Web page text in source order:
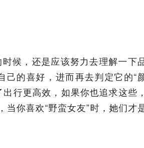
候，还是应该努力去理解一下
的喜好，进而再去判定它的“
行更高效，如果你也追求这些，
你喜欢“野蛮女友”时，她们才